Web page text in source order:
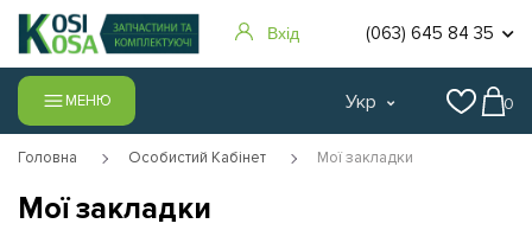
Вхід (063) 645 84 35
МЕНЮ Укр 0
Головна Особистий Кабінет Мої закладки
Мої закладки